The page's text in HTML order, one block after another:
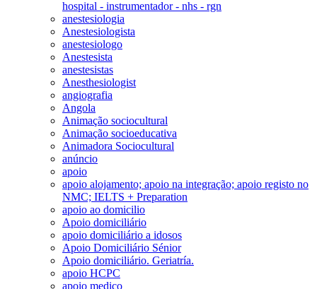
hospital - instrumentador - nhs - rgn
anestesiologia
Anestesiologista
anestesiologo
Anestesista
anestesistas
Anesthesiologist
angiografia
Angola
Animação sociocultural
Animação socioeducativa
Animadora Sociocultural
anúncio
apoio
apoio alojamento; apoio na integração; apoio registo no
NMC; IELTS + Preparation
apoio ao domicilio
Apoio domiciliário
apoio domiciliário a idosos
Apoio Domiciliário Sénior
Apoio domiciliário. Geriatría.
apoio HCPC
apoio medico